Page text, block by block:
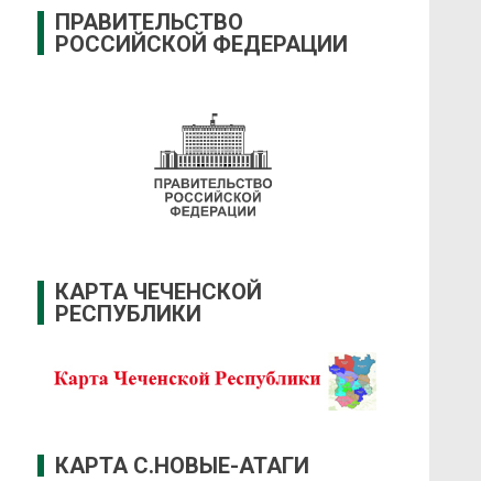
ПРАВИТЕЛЬСТВО
РОССИЙСКОЙ ФЕДЕРАЦИИ
КАРТА ЧЕЧЕНСКОЙ
РЕСПУБЛИКИ
КАРТА С.НОВЫЕ-АТАГИ